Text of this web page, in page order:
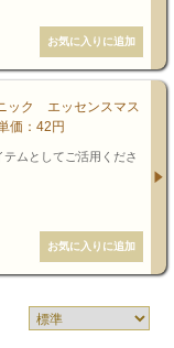
ック エッセンスマス
価：42円
ムとしてご活用くださ